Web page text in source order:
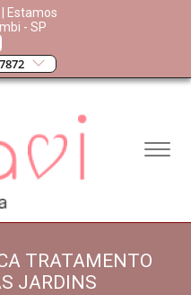
Estamos
- SP
TRATAMENTO
JARDINS